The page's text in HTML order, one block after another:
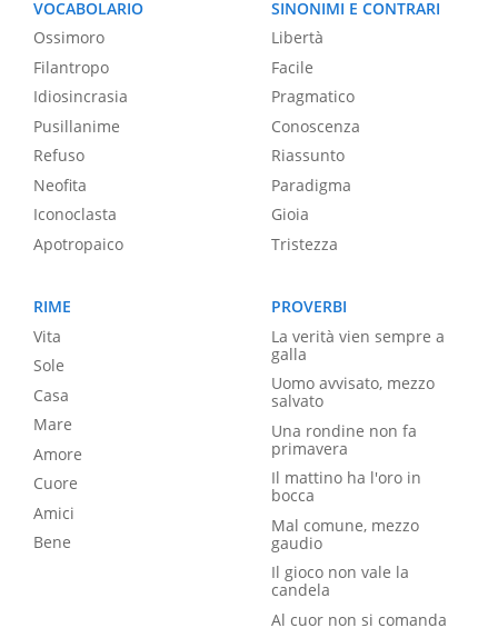
VOCABOLARIO
Ossimoro
Filantropo
Idiosincrasia
Pusillanime
Refuso
Neofita
Iconoclasta
Apotropaico
SINONIMI E CONTRARI
Libertà
Facile
Pragmatico
Conoscenza
Riassunto
Paradigma
Gioia
Tristezza
RIME
Vita
Sole
Casa
Mare
Amore
Cuore
Amici
Bene
PROVERBI
La verità vien sempre a
galla
Uomo avvisato, mezzo
salvato
Una rondine non fa
primavera
Il mattino ha l'oro in
bocca
Mal comune, mezzo
gaudio
Il gioco non vale la
candela
Al cuor non si comanda